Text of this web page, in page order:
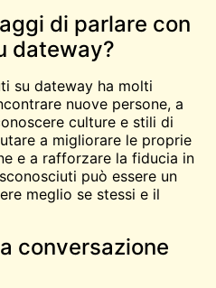
di parlare con
dateway?
su dateway ha molti
nuove persone, a
culture e stili di
a migliorare le proprie
e a rafforzare la fiducia in
può essere un
meglio se stessi e il
conversazione